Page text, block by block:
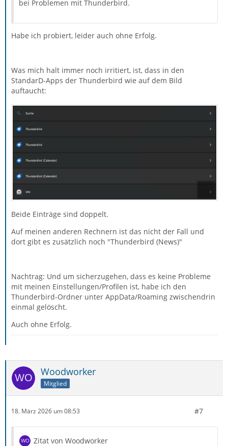
bei Problemen mit Thunderbird.
Habe ich probiert, leider auch ohne Erfolg.
Was mich halt immer noch irritiert, ist, dass in den
StandarD-Apps der Thunderbird wie auf dem Bild
auftaucht:
Beide Einträge sind doppelt.
Auf meinen anderen Rechnern ist das nicht der Fall und
dort gibt es zusätzlich noch "Thunderbird (News)"
Nachtrag: Und um sicherzugehen, dass es keine Probleme
mit meinen Einstellungen/Profilen ist, habe ich den
Thunderbird-Ordner unter AppData/Roaming zwischendrin
einmal gelöscht.
Auch ohne Erfolg.
Woodworker
Mitglied
18. März 2026 um 08:53 #7
Zitat von Woodworker